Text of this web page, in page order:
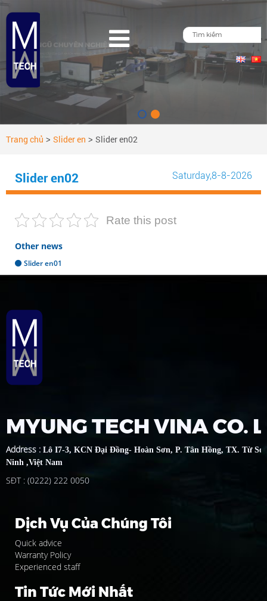
Trang chủ > Slider en > Slider en02
Slider en02 Saturday,8-8-2026
Rate this post
Other news
Slider en01
MYUNG TECH VINA CO.
Address : Lô I7-3, KCN Đại Đồng- Hoàn Sơn, P. Tân Hồng, TX. Từ
Ninh ,Việt Nam
SĐT : (0222) 222 0050
Dịch Vụ Của Chúng Tôi
Quick advice
Warranty Policy
Experienced staff
Tin Tức Mới Nhất